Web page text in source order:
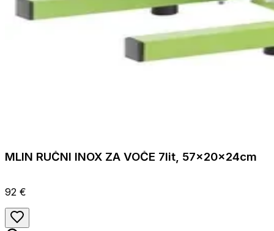
MLIN RUČNI INOX ZA VOČE 7lit, 57x20x24cm
92 €